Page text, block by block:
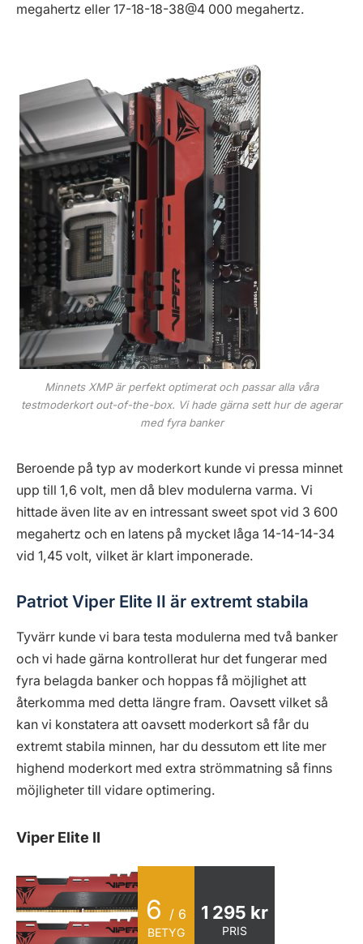
megahertz eller 17-18-18-38@4 000 megahertz.
Minnets XMP är perfekt optimerat och passar alla våra
testmoderkort out-of-the-box. Vi hade gärna sett hur de agerar
med fyra banker
Beroende på typ av moderkort kunde vi pressa minnet
upp till 1,6 volt, men då blev modulerna varma. Vi
hittade även lite av en intressant sweet spot vid 3 600
megahertz och en latens på mycket låga 14-14-14-34
vid 1,45 volt, vilket är klart imponerade.
Patriot Viper Elite II är extremt stabila
Tyvärr kunde vi bara testa modulerna med två banker
och vi hade gärna kontrollerat hur det fungerar med
fyra belagda banker och hoppas få möjlighet att
återkomma med detta längre fram. Oavsett vilket så
kan vi konstatera att oavsett moderkort så får du
extremt stabila minnen, har du dessutom ett lite mer
highend moderkort med extra strömmatning så finns
möjligheter till vidare optimering.
Viper Elite II
6 / 6
BETYG
1 295 kr
PRIS